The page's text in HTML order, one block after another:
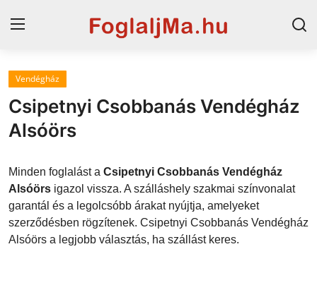
Magyarország
Horvát tengerpart
Horvátország
Szállások Hajdúszoboszlón
Blog
Vendégház
Csipetnyi Csobbanás Vendégház
Alsóörs
Minden foglalást a Csipetnyi Csobbanás Vendégház
Alsóörs igazol vissza. A szálláshely szakmai színvonalat
garantál és a legolcsóbb árakat nyújtja, amelyeket
szerződésben rögzítenek. Csipetnyi Csobbanás Vendégház
Alsóörs a legjobb választás, ha szállást keres.